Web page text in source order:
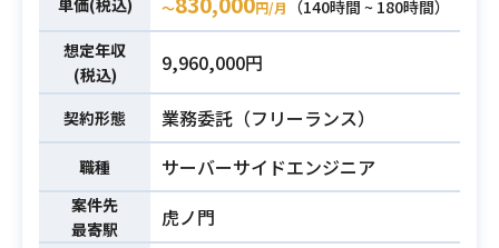
・円滑なコミュニケーションができ
る
・お客様と仕様検討やレビュー等の
コミュニケーションが抵抗なくでき
る
・ご自身が不明な技術については自
ら調べ主体的に進められる
業務内容
におきまして
セキュリティリスクの可視化やイ
ンシデント管理を行うログ分析基盤
の開発に従事していただきます。
・AWSの利用サービス
EC2、ECS、Lambda、S3、RDS、
DynamoDB、VPC、CloudFront、S
QS、SNS、Athena等
〜 円/月
（140時間 ~ 180時間）
想定年収
(税込)
9,960,000円
契約形態 業務委託（フリーランス）
職種 サーバーサイドエンジニア
案件先
最寄駅
虎ノ門